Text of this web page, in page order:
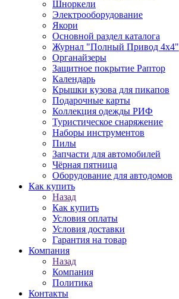
Шноркели
Электрооборудование
Якори
Основной раздел каталога
Журнал "Полный Привод 4х4"
Органайзеры
Защитное покрытие Раптор
Календарь
Крышки кузова для пикапов
Подарочные карты
Коллекция одежды РИФ
Туристическое снаряжение
Наборы инструментов
Пилы
Запчасти для автомобилей
Чёрная пятница
Оборудование для автодомов
Как купить
Назад
Как купить
Условия оплаты
Условия доставки
Гарантия на товар
Компания
Назад
Компания
Политика
Контакты